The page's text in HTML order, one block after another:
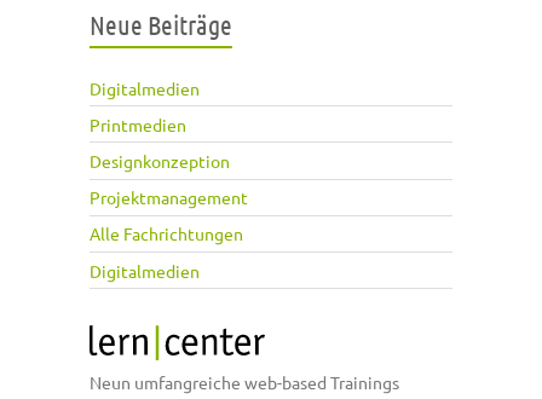
Neue Beiträge
Digitalmedien
Printmedien
Designkonzeption
Projektmanagement
Alle Fachrichtungen
Digitalmedien
Neun umfangreiche web-based Trainings